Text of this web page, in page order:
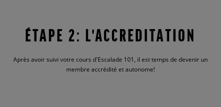
ÉTAPE 2: L'ACCREDITATION
Après avoir suivi votre cours d'Escalade 101, il est temps de devenir un
membre accrédité et autonome!